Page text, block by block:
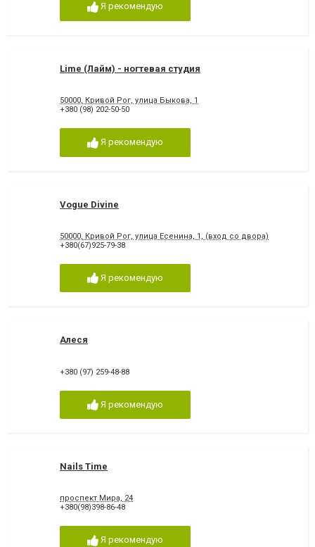
Я рекомендую
Lime (Лайм) - ногтевая студия
50000, Кривой Рог, улица Быкова, 1
+380 (98) 202-50-50
Я рекомендую
Vogue Divine
50000, Кривой Рог, улица Есенина, 1, (вход со двора)
+380(67)925-79-38
Я рекомендую
Алеся
+380 (97) 259-48-88
Я рекомендую
Nails Time
проспект Мира, 24
+380(98)398-86-48
Я рекомендую